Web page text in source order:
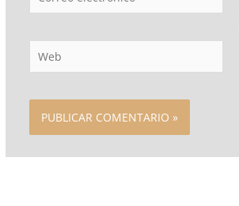
electrónico*
Web